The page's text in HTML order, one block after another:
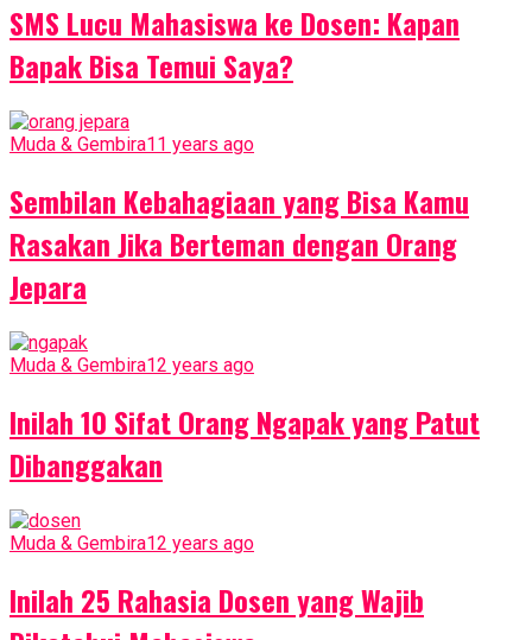
SMS Lucu Mahasiswa ke Dosen: Kapan
Bapak Bisa Temui Saya?
Muda & Gembira11 years ago
Sembilan Kebahagiaan yang Bisa Kamu
Rasakan Jika Berteman dengan Orang
Jepara
Muda & Gembira12 years ago
Inilah 10 Sifat Orang Ngapak yang Patut
Dibanggakan
Muda & Gembira12 years ago
Inilah 25 Rahasia Dosen yang Wajib